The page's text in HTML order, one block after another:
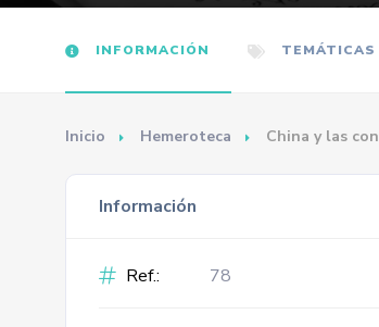
INFORMACIÓN TEMÁTICAS
Inicio Hemeroteca China y las
Información
Ref.: 78